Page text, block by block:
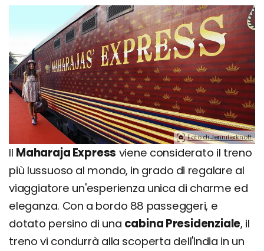
Foto di Jenniferknott.
Il Maharaja Express viene considerato il treno
più lussuoso al mondo, in grado di regalare al
viaggiatore un'esperienza unica di charme ed
eleganza. Con a bordo 88 passeggeri, e
dotato persino di una cabina Presidenziale, il
treno vi condurrà alla scoperta dell'India in un